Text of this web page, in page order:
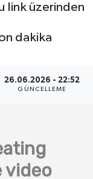
link üzerinden
dakika
26.06.2026 - 22:52
GÜNCELLEME